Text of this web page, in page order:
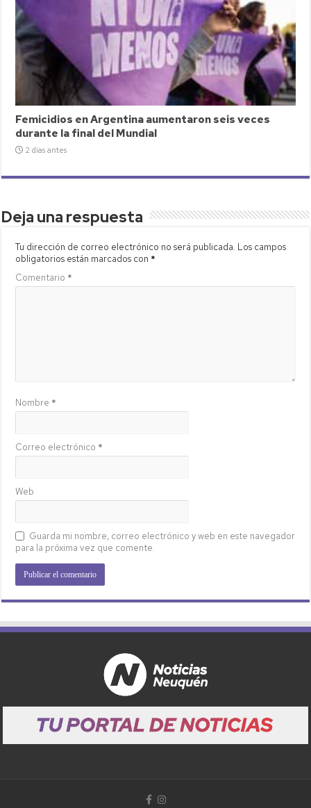
Femicidios en Argentina aumentaron seis veces
durante la final del Mundial
2 días antes
Deja una respuesta
Tu dirección de correo electrónico no será publicada. Los campos
obligatorios están marcados con *
Comentario *
Nombre *
Correo electrónico *
Web
Guarda mi nombre, correo electrónico y web en este navegador
para la próxima vez que comente.